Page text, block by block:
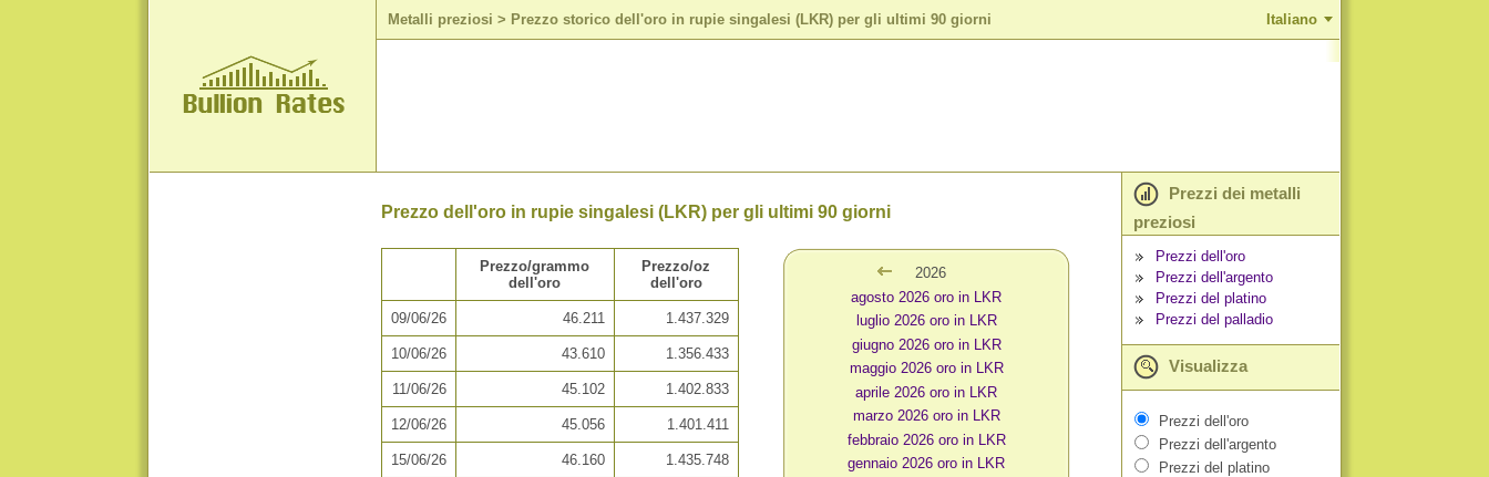
Metalli preziosi > Prezzo storico dell'oro in rupie singalesi (LKR) per gli ultimi 90 giorni Italiano
Prezzo dell'oro in rupie singalesi (LKR) per gli ultimi 90 giorni
Prezzo/grammo
dell'oro
Prezzo/oz
dell'oro
09/06/26 46.211 1.437.329
10/06/26 43.610 1.356.433
11/06/26 45.102 1.402.833
12/06/26 45.056 1.401.411
15/06/26 46.160 1.435.748
2026
agosto 2026 oro in LKR
luglio 2026 oro in LKR
giugno 2026 oro in LKR
maggio 2026 oro in LKR
aprile 2026 oro in LKR
marzo 2026 oro in LKR
febbraio 2026 oro in LKR
gennaio 2026 oro in LKR
Prezzi dei metalli
preziosi
Prezzi dell'oro
Prezzi dell'argento
Prezzi del platino
Prezzi del palladio
Visualizza
Prezzi dell'oro
Prezzi dell'argento
Prezzi del platino